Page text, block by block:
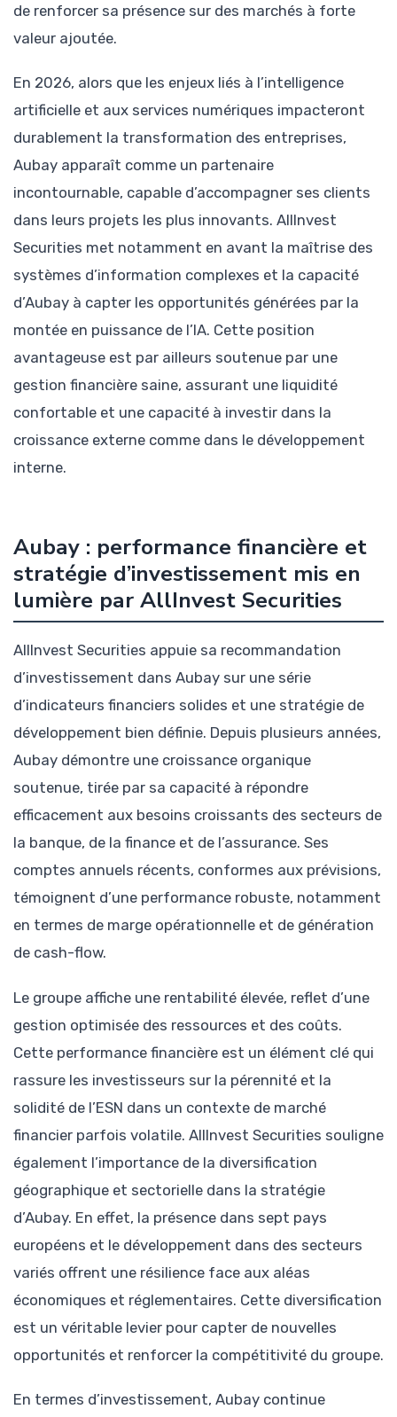
de renforcer sa présence sur des marchés à forte
valeur ajoutée.
En 2026, alors que les enjeux liés à l’intelligence
artificielle et aux services numériques impacteront
durablement la transformation des entreprises,
Aubay apparaît comme un partenaire
incontournable, capable d’accompagner ses clients
dans leurs projets les plus innovants. AllInvest
Securities met notamment en avant la maîtrise des
systèmes d’information complexes et la capacité
d’Aubay à capter les opportunités générées par la
montée en puissance de l’IA. Cette position
avantageuse est par ailleurs soutenue par une
gestion financière saine, assurant une liquidité
confortable et une capacité à investir dans la
croissance externe comme dans le développement
interne.
Aubay : performance financière et
stratégie d’investissement mis en
lumière par AllInvest Securities
AllInvest Securities appuie sa recommandation
d’investissement dans Aubay sur une série
d’indicateurs financiers solides et une stratégie de
développement bien définie. Depuis plusieurs années,
Aubay démontre une croissance organique
soutenue, tirée par sa capacité à répondre
efficacement aux besoins croissants des secteurs de
la banque, de la finance et de l’assurance. Ses
comptes annuels récents, conformes aux prévisions,
témoignent d’une performance robuste, notamment
en termes de marge opérationnelle et de génération
de cash-flow.
Le groupe affiche une rentabilité élevée, reflet d’une
gestion optimisée des ressources et des coûts.
Cette performance financière est un élément clé qui
rassure les investisseurs sur la pérennité et la
solidité de l’ESN dans un contexte de marché
financier parfois volatile. AllInvest Securities souligne
également l’importance de la diversification
géographique et sectorielle dans la stratégie
d’Aubay. En effet, la présence dans sept pays
européens et le développement dans des secteurs
variés offrent une résilience face aux aléas
économiques et réglementaires. Cette diversification
est un véritable levier pour capter de nouvelles
opportunités et renforcer la compétitivité du groupe.
En termes d’investissement, Aubay continue